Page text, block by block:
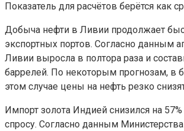
Показатель для расчётов берётся как
Добыча нефти в Ливии продолжает
экспортных портов. Согласно данным
Ливии выросла в полтора раза и
баррелей. По некоторым прогнозам,
этом случае цены на нефть резко
Импорт золота Индией снизился на
спросу. Согласно данным